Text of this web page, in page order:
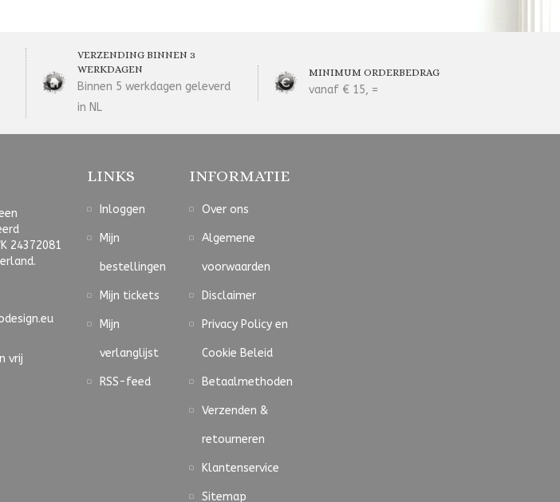
VERZENDING BINNEN 3
WERKDAGEN
Binnen 5 werkdagen geleverd
in NL
MINIMUM ORDERBEDRAG
vanaf € 15, =
24372081
vrij
LINKS
Inloggen
Mijn
bestellingen
Mijn tickets
Mijn
verlanglijst
RSS-feed
INFORMATIE
Over ons
Algemene
voorwaarden
Disclaimer
Privacy Policy en
Cookie Beleid
Betaalmethoden
Verzenden &
retourneren
Klantenservice
Sitemap